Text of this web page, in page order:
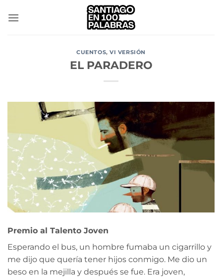
CUENTOS,VI VERSIÓN
EL PARADERO
Premio al Talento Joven
Esperando el bus, un hombre fumaba un cigarrillo y
me dijo que quería tener hijos conmigo. Me dio un
beso en la mejilla y después se fue. Era joven,